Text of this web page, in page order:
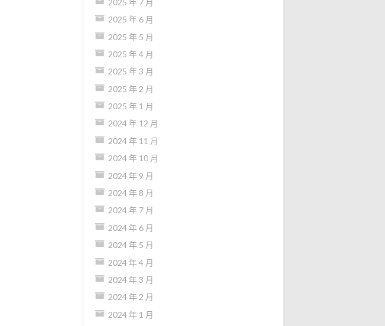
2025 年 6 月
2025 年 5 月
2025 年 4 月
2025 年 3 月
2025 年 2 月
2025 年 1 月
2024 年 12 月
2024 年 11 月
2024 年 10 月
2024 年 9 月
2024 年 8 月
2024 年 7 月
2024 年 6 月
2024 年 5 月
2024 年 4 月
2024 年 3 月
2024 年 2 月
2024 年 1 月